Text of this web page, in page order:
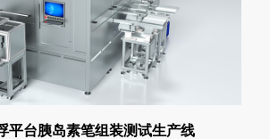
平台胰岛素笔组装测试生产线